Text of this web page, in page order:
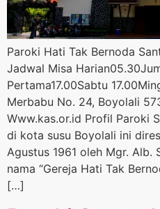
Paroki Hati Tak Bernoda
Jadwal Misa
Pertama17.00Sabtu
Merbabu No. 24, Boyolali
Www.kas.or.id Profil Paroki
di kota susu Boyolali ini
Agustus 1961 oleh Mgr. Alb.
nama “Gereja Hati Tak
[…]